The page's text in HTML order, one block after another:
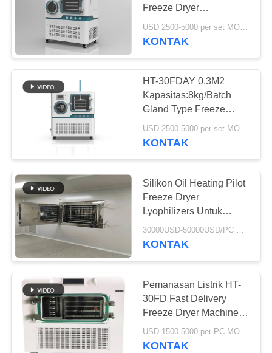
SITEMAP
PRIVACY
POLICY
Sabuk Industri
Selimut Isolasi
Aerogel
Filter Industri
80
Freeze Dryer
Lyophilizers untuk
pengobatan, farmasi,
KONTAK
HT-30FDAY 0.3M2
Kapasitas:8kg/Batch
Gland Type Freeze
Dryer Machine
Lyophilizers untuk
USD 2500-5000 per set MOQ:1 SET
KONTAK
Silikon Oil Heating Pilot
Freeze Dryer
Lyophilizers Untuk
Penggunaan Industri
Komersial
30000USD-50000USD/PC MOQ:1 PC
KONTAK
Pemanasan Listrik HT-
30FD Fast Delivery
Freeze Dryer Machine /
Lyophilizers untuk
Penelitian, Phamar,
USD 1500-5000 per PC MOQ:1 SET
KONTAK